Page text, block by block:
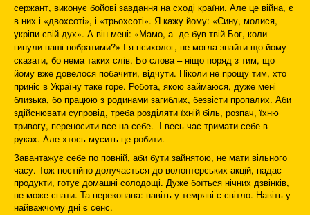
сержант, виконує бойові завдання на сході країни. Але це війна, є
в них і «двохсоті», і «трьохсоті». Я кажу йому: «Сину, молися,
укріпи свій дух». А він мені: «Мамо, а де був твій Бог, коли
гинули наші побратими?» І я психолог, не могла знайти що йому
сказати, бо нема таких слів. Бо слова – ніщо поряд з тим, що
йому вже довелося побачити, відчути. Ніколи не прощу тим, хто
приніс в Україну таке горе. Робота, якою займаюся, дуже мені
близька, бо працюю з родинами загиблих, безвісти пропалих. Аби
здійснювати супровід, треба розділяти їхній біль, розпач, їхню
тривогу, переносити все на себе. І весь час тримати себе в
руках. Але хтось мусить це робити.
Завантажує себе по повній, аби бути зайнятою, не мати вільного
часу. Тож постійно долучається до волонтерських акцій, надає
продукти, готує домашні солодощі. Дуже боїться нічних дзвінків,
не може спати. Та переконана: навіть у темряві є світло. Навіть у
найважчому дні є сенс.